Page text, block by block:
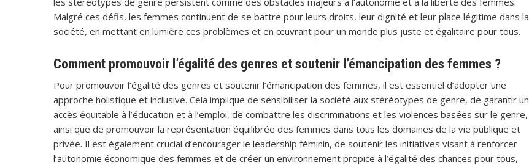
Malgré ces défis, les femmes continuent de se battre pour leurs droits, leur dignité et leur place légitime dans la
société, en mettant en lumière ces problèmes et en œuvrant pour un monde plus juste et égalitaire pour tous.
Comment promouvoir l’égalité des genres et soutenir l’émancipation des femmes ?
Pour promouvoir l’égalité des genres et soutenir l’émancipation des femmes, il est essentiel d’adopter une
approche holistique et inclusive. Cela implique de sensibiliser la société aux stéréotypes de genre, de garantir un
accès équitable à l’éducation et à l’emploi, de combattre les discriminations et les violences basées sur le genre,
ainsi que de promouvoir la représentation équilibrée des femmes dans tous les domaines de la vie publique et
privée. Il est également crucial d’encourager le leadership féminin, de soutenir les initiatives visant à renforcer
l’autonomie économique des femmes et de créer un environnement propice à l’égalité des chances pour tous,